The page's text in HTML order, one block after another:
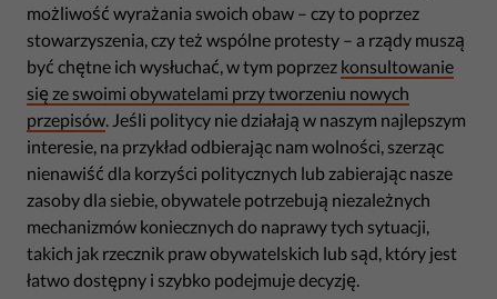
możliwość wyrażania swoich obaw – czy to poprzez
stowarzyszenia, czy też wspólne protesty – a rządy muszą
być chętne ich wysłuchać, w tym poprzez konsultowanie
się ze swoimi obywatelami przy tworzeniu nowych
przepisów . Jeśli politycy nie działają w naszym najlepszym
interesie, na przykład odbierając nam wolności, szerząc
nienawiść dla korzyści politycznych lub zabierając nasze
zasoby dla siebie, obywatele potrzebują niezależnych
mechanizmów koniecznych do naprawy tych sytuacji,
takich jak rzecznik praw obywatelskich lub sąd, który jest
łatwo dostępny i szybko podejmuje decyzję.